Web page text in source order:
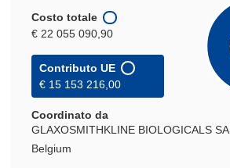
Costo totale
€ 22 055 090,90
Contributo UE
€ 15 153 216,00
Coordinato da
GLAXOSMITHKLINE BIOLOGICALS SA
Belgium